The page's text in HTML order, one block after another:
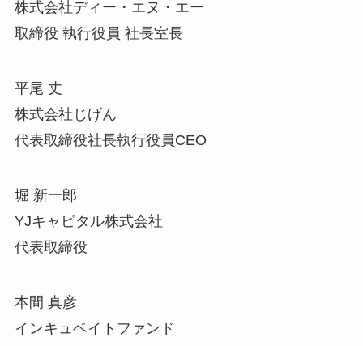
株式会社ディー・エヌ・エー
取締役 執行役員 社長室長
平尾 丈
株式会社じげん
代表取締役社長執行役員CEO
堀 新一郎
YJキャピタル株式会社
代表取締役
本間 真彦
インキュベイトファンド